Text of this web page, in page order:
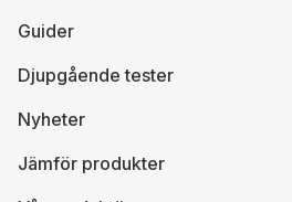
Guider
Djupgående tester
Nyheter
Jämför produkter